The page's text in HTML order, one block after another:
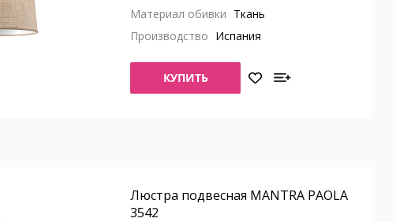
Материал обивки Ткань
Производство Испания
КУПИТЬ
Люстра подвесная MANTRA PAOLA
3542